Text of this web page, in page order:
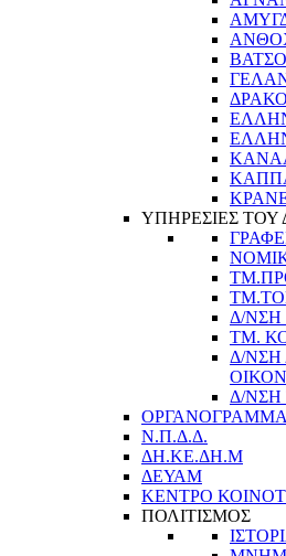
ΥΠΗΡΕΣΙΕΣ
Δ/
ΤΜ.
Δ/ΝΣΗ
Δ/ΝΣΗ
ΟΡΓΑΝΟΓΡΑΜΜΑ
Ν.Π.Δ.Δ.
ΔΗ.ΚΕ.ΔΗ.Μ
ΔΕΥΑΜ
ΚΕΝΤΡΟ
ΠΟΛΙΤΙΣΜΟΣ